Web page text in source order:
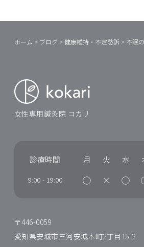
ホーム > ブログ >健康維持・不定愁訴 > 不眠
女性専用鍼灸院 コカリ
診療時間 月 火 水
9:00 - 19:00 ◯ × ◯
〒446-0059
愛知県安城市三河安城本町2丁目15-2